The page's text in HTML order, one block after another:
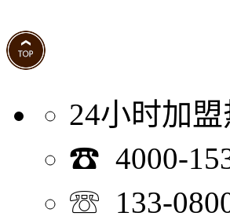
24小时加盟
☎ 4000-
☏ 133-